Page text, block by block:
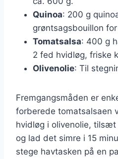
Quinoa: 200 g
grøntsagsbouillon
Tomatsalsa: 400 g
2 fed hvidløg, friske
Olivenolie: Til
Fremgangsmåden er
forberede tomatsalsaen
hvidløg i olivenolie,
og lad det simre i 15
stege havtasken på en